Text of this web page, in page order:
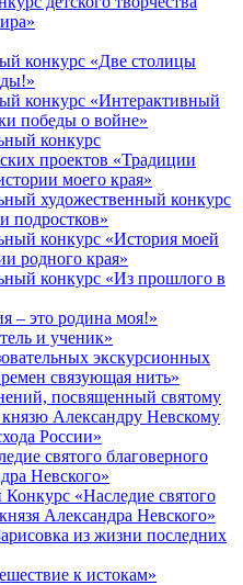
конкурс «Две столицы
конкурс «Интерактивный
победы о войне»
конкурс
проектов «Традиции
моего края»
художественный конкурс
подростков»
конкурс «История моей
родного края»
конкурс «Из прошлого в
– это родина моя!»
и ученик»
экскурсионных
связующая нить»
посвященный святому
Александру Невскому
России»
святого благоверного
Невского»
«Наследие святого
Александра Невского»
из жизни последних
к истокам»